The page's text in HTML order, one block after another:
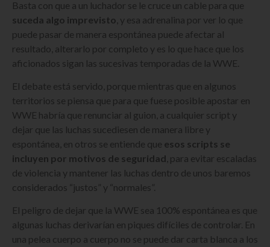
Basta con que a un luchador se le cruce un cable para que
suceda algo imprevisto , y esa adrenalina por ver lo que
puede pasar de manera espontánea puede afectar al
resultado, alterarlo por completo y es lo que hace que los
aficionados sigan las sucesivas temporadas de la WWE.
El debate está servido, porque mientras que en algunos
territorios se piensa que para que fuese posible apostar en
WWE habría que renunciar al guion, a cualquier script y
dejar que las luchas sucediesen de manera libre y
espontánea, en otros se entiende que esos scripts se
incluyen por motivos de seguridad , para evitar escaladas
de violencia y mantener las luchas dentro de unos baremos
considerados “justos” y “normales”.
El peligro de dejar que la WWE sea 100% espontánea es que
algunas luchas derivarían en piques difíciles de controlar. En
una pelea cuerpo a cuerpo no se puede dar carta blanca a los